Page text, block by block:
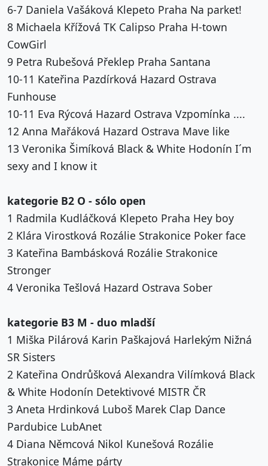
6-7 Daniela Vašáková Klepeto Praha Na parket!
8 Michaela Křížová TK Calipso Praha H-town
CowGirl
9 Petra Rubešová Překlep Praha Santana
10-11 Kateřina Pazdírková Hazard Ostrava
Funhouse
10-11 Eva Rýcová Hazard Ostrava Vzpomínka ....
12 Anna Mařáková Hazard Ostrava Mave like
13 Veronika Šimíková Black & White Hodonín I´m
sexy and I know it
kategorie B2 O - sólo open
1 Radmila Kudláčková Klepeto Praha Hey boy
2 Klára Virostková Rozálie Strakonice Poker face
3 Kateřina Bambásková Rozálie Strakonice
Stronger
4 Veronika Tešlová Hazard Ostrava Sober
kategorie B3 M - duo mladší
1 Miška Pilárová Karin Paškajová Harlekým Nižná
SR Sisters
2 Kateřina Ondrůšková Alexandra Vilímková Black
& White Hodonín Detektivové MISTR ČR
3 Aneta Hrdinková Luboš Marek Clap Dance
Pardubice LubAnet
4 Diana Němcová Nikol Kunešová Rozálie
Strakonice Máme párty